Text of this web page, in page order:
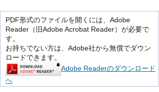
PDF形式のファイルを開くには、Adobe
Reader（旧Adobe Acrobat Reader）が必要で
す。
お持ちでない方は、Adobe社から無償でダウン
ロードできます。
Adobe Readerのダウンロード
へ